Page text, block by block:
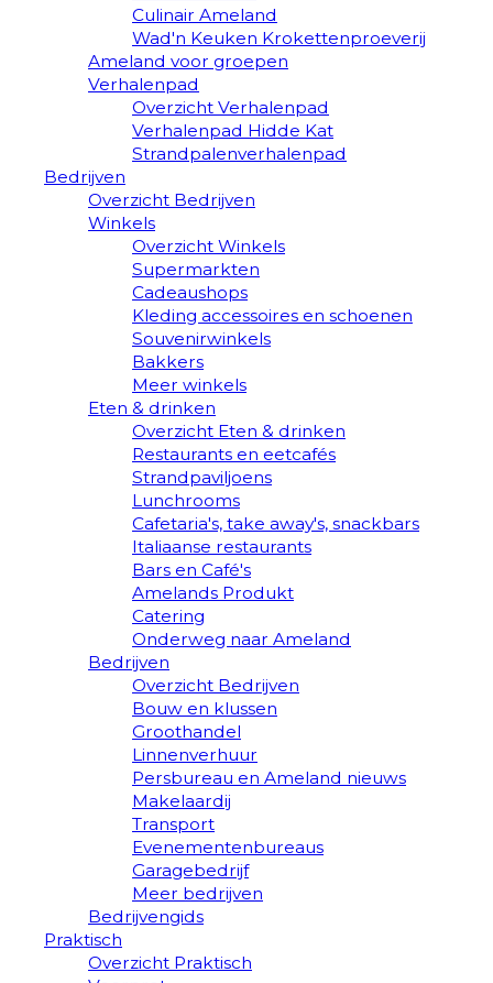
Culinair Ameland
Wad'n Keuken Krokettenproeverij
Ameland voor groepen
Verhalenpad
Overzicht Verhalenpad
Verhalenpad Hidde Kat
Strandpalenverhalenpad
Bedrijven
Overzicht Bedrijven
Winkels
Overzicht Winkels
Supermarkten
Cadeaushops
Kleding accessoires en schoenen
Souvenirwinkels
Bakkers
Meer winkels
Eten & drinken
Overzicht Eten & drinken
Restaurants en eetcafés
Strandpaviljoens
Lunchrooms
Cafetaria's, take away's, snackbars
Italiaanse restaurants
Bars en Café's
Amelands Produkt
Catering
Onderweg naar Ameland
Bedrijven
Overzicht Bedrijven
Bouw en klussen
Groothandel
Linnenverhuur
Persbureau en Ameland nieuws
Makelaardij
Transport
Evenementenbureaus
Garagebedrijf
Meer bedrijven
Bedrijvengids
Praktisch
Overzicht Praktisch